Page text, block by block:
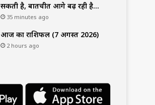
सकती है, बातचीत आगे बढ़ रही है…
35 minutes ago
आज का राशिफल (7 अगस्त 2026)
2 hours ago